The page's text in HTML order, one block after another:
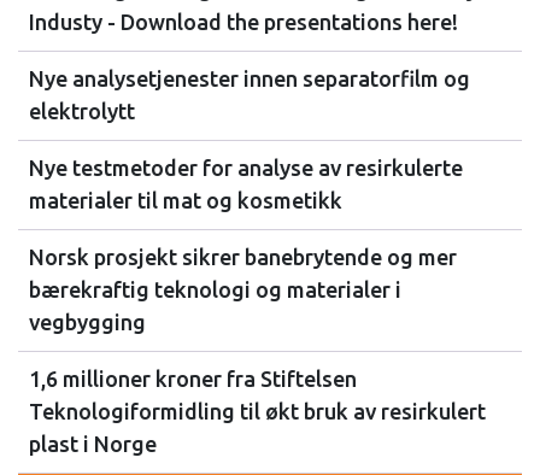
Industy - Download the presentations here!
Nye analysetjenester innen separatorfilm og
elektrolytt
Nye testmetoder for analyse av resirkulerte
materialer til mat og kosmetikk
Norsk prosjekt sikrer banebrytende og mer
bærekraftig teknologi og materialer i
vegbygging
1,6 millioner kroner fra Stiftelsen
Teknologiformidling til økt bruk av resirkulert
plast i Norge